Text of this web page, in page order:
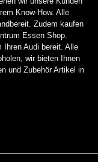
Know-How. Alle
Zudem kaufen
Essen Shop.
Ihren Audi bereit. Alle
wir bieten Ihnen
und Zubehör Artikel in